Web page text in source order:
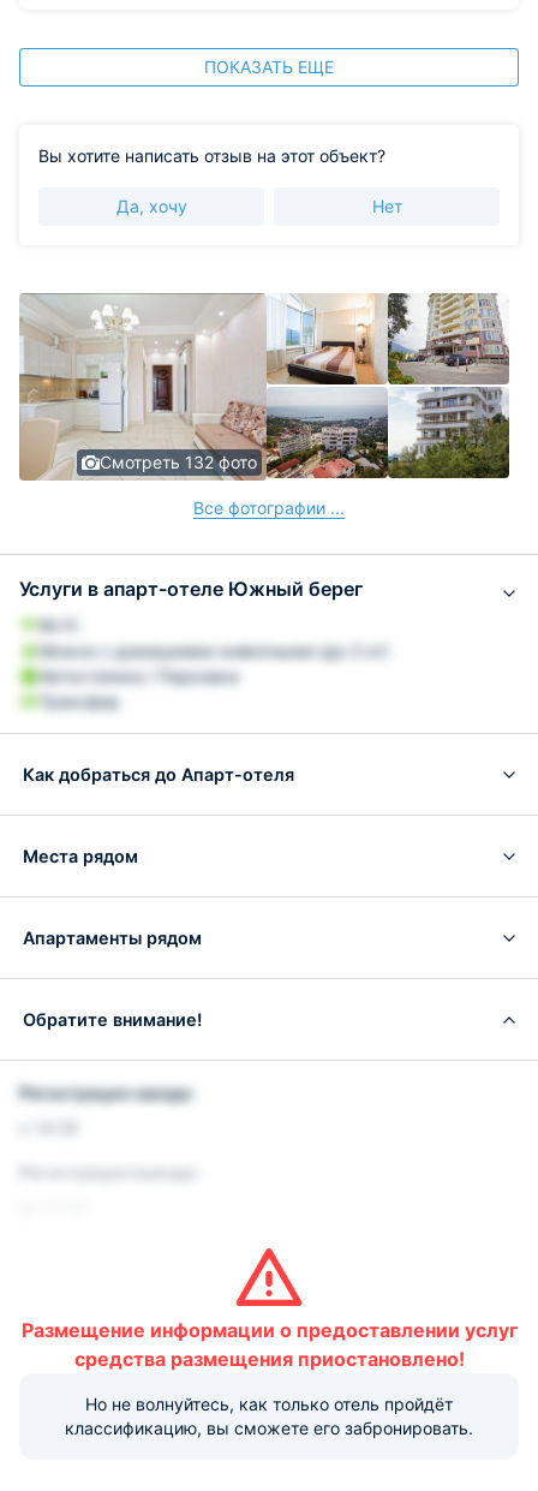
ПОКАЗАТЬ ЕЩЕ
Вы хотите написать отзыв на этот объект?
Да, хочу Нет
Смотреть 132 фото
Все фотографии ...
Услуги в апарт-отеле Южный берег
Wi-Fi
Можно с домашними животными (до 3 кг)
Автостоянка / Парковка
Трансфер
Как добраться до Апарт-отеля
Места рядом
Апартаменты рядом
Обратите внимание!
Регистрация заезда:
Условия и правила проживания:
Допускается размещение домашних животных до 3 кг.
Данная услуга бесплатная.
Варианты оплаты, доступные на ресепшене:
Наличные Безналичный Visa Euro/Mastercard МИР
Размещение информации о предоставлении услуг
средства размещения приостановлено!
Но не волнуйтесь, как только отель пройдёт
классификацию, вы сможете его забронировать.